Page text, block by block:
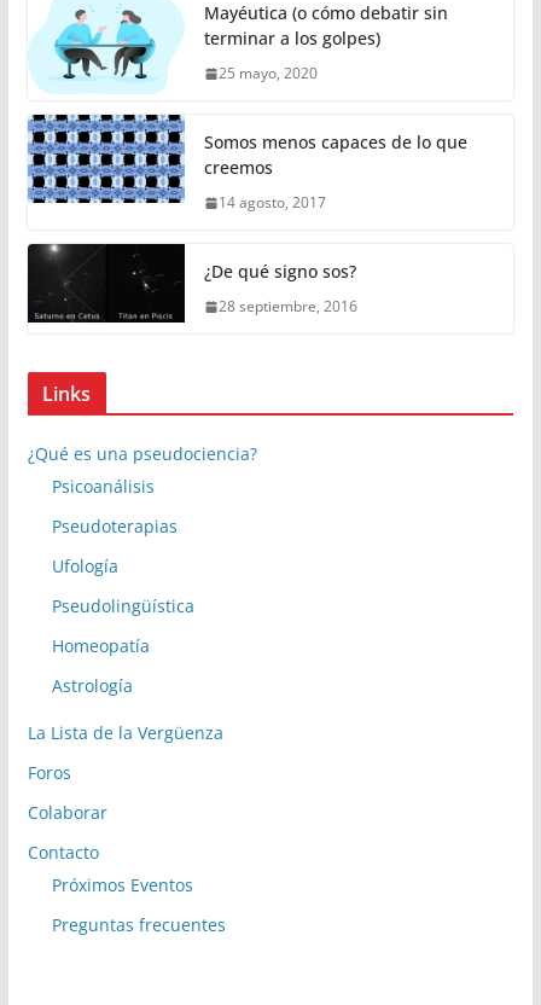
Mayéutica (o cómo debatir sin
terminar a los golpes)
25 mayo, 2020
Somos menos capaces de lo que
creemos
14 agosto, 2017
¿De qué signo sos?
28 septiembre, 2016
Links
¿Qué es una pseudociencia?
Psicoanálisis
Pseudoterapias
Ufología
Pseudolingüística
Homeopatía
Astrología
La Lista de la Vergüenza
Foros
Colaborar
Contacto
Próximos Eventos
Preguntas frecuentes